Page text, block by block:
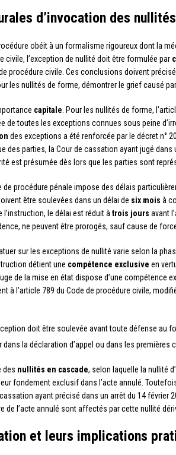
d’invocation des nullités
obéit à un formalisme rigoureux dont la
civile, l’exception de nullité doit être formulée par
procédure civile. Ces conclusions doivent
les nullités de forme, démontrer le grief causé
capitale . Pour les nullités de forme,
de toutes les exceptions connues sous peine
des exceptions a été renforcée par le décret n°
des parties, la Cour de cassation ayant jugé dans
est présumée dès lors que les parties sont
de procédure pénale impose des délais
être soulevées dans un délai de six mois à
le délai est réduit à trois jours avant
ne peuvent être prorogés, sauf cause de
sur les exceptions de nullité varie selon la
détient une compétence exclusive en
de la mise en état dispose d’une compétence
à l’article 789 du Code de procédure civile,
doit être soulevée avant toute défense au
dans la déclaration d’appel ou dans les premières
des nullités en cascade, selon laquelle la nullité
fondement exclusif dans l’acte annulé.
ayant précisé dans un arrêt du 14 février
l’acte annulé sont affectés par cette nullité
et leurs implications